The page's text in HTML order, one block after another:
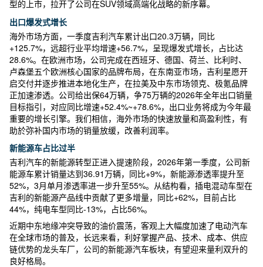
型的上市，拉开了公司在SUV领域高端化战略的新序幕。
出口爆发式增长
海外市场方面，一季度吉利汽车累计出口20.3万辆，同比
+125.7%，远超行业平均增速+56.7%，呈现爆发式增长，占比达
28.6%。在欧洲市场，公司完成在西班牙、德国、荷兰、比利时、
卢森堡五个欧洲核心国家的品牌布局，在东南亚市场，吉利星愿开
启交付并逐步推进本地化生产，在拉美及中东市场领克、极氪品牌
正加速渗透。公司给出保64万辆，争75万辆的2026年全年出口销量
目标指引，对应同比增速+52.4%~+78.6%，出口业务将成为今年最
重要的增长引擎。我们相信，海外市场的快速放量和高盈利性，有
助於弥补国内市场的销量放缓，改善利润率。
新能源车占比过半
吉利汽车的新能源转型正进入提速阶段，2026年第一季度，公司新
能源车累计销量达到36.91万辆，同比+9%，新能源渗透率提升至
52%，3月单月渗透率进一步升至55%。从结构看，插电混动车型在
吉利的新能源产品线中贡献了更多增量，同比+62%，目前占比
44%，纯电车型同比-13%，占比56%。
近期中东地缘冲突导致的油价震荡，客观上大幅度加速了电动汽车
在全球市场的普及，长远来看，利好掌握产品、技术、成本、供应
链优势的龙头车厂，公司的新能源汽车板块，有望迎来量利双升的
良好格局。